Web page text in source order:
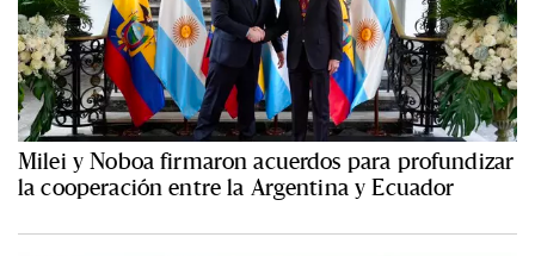
Milei y Noboa firmaron acuerdos para profundizar
la cooperación entre la Argentina y Ecuador